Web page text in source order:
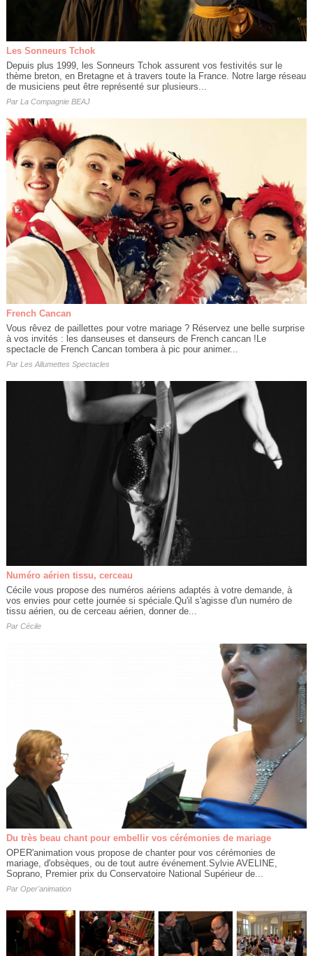
Les Sonneurs Tchok
Depuis plus 1999, les Sonneurs Tchok assurent vos festivités sur le
thème breton, en Bretagne et à travers toute la France. Notre large réseau
de musiciens peut être représenté sur plusieurs...
Par La Compagnie BEAJ
French Cancan
Vous rêvez de paillettes pour votre mariage ? Réservez une belle surprise
à vos invités : les danseuses et danseurs de French cancan !Le
spectacle de French Cancan tombera à pic pour animer...
Par Les Allumettes Spectacles
Numéro aérien tissu, cerceau
Cécile vous propose des numéros aériens adaptés à votre demande, à
vos envies pour cette journée si spéciale.Qu'il s'agisse d'un numéro de
tissu aérien, ou de cerceau aérien, donner de...
Par Cécile
Du très beau chant pour embellir vos cérémonies de mariage
OPER'animation vous propose de chanter pour vos cérémonies de
mariage, d'obsèques, ou de tout autre événement.Sylvie AVELINE,
Soprano, Premier prix du Conservatoire National Supérieur de...
Par Oper'animation